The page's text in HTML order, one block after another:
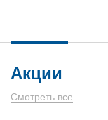
Акции
Смотреть все